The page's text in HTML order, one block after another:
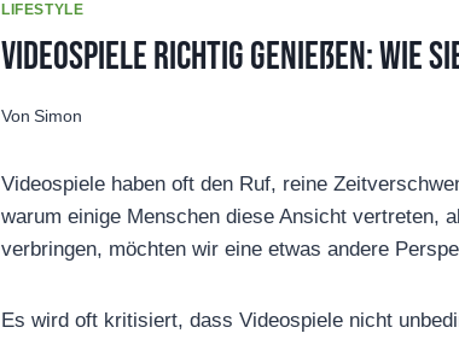
LIFESTYLE
Videospiele richtig genießen: Wie
Von Simon
Videospiele haben oft den Ruf, reine
warum einige Menschen diese Ansicht vertreten,
verbringen, möchten wir eine etwas andere
Es wird oft kritisiert, dass Videospiele nicht